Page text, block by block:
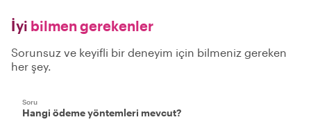
İyi bilmen gerekenler
Sorunsuz ve keyifli bir deneyim için bilmeniz gereken
her şey.
Soru
Hangi ödeme yöntemleri mevcut?